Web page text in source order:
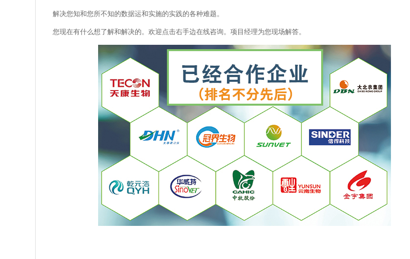
解决您知和您所不知的数据运和实施的实践的各种难题。
您现在有什么想了解和解决的。欢迎点击右手边在线咨询。项目经理为您现场解答。